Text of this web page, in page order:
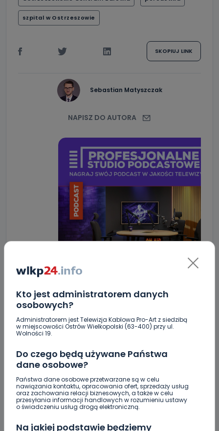
Kto jest administratorem danych
osobowych?
Administratorem jest Telewizja Kablowa Pro-Art z siedzibą
w miejscowości Ostrów Wielkopolski (63-400) przy ul.
Wolności 19.
Do czego będą używane Państwa
dane osobowe?
Państwa dane osobowe przetwarzane są w celu
nawiązania kontaktu, opracowania ofert, sprzedaży usług
oraz zachowania relacji biznesowych, a także w celu
przesyłania informacji handlowych w rozumieniu ustawy
o świadczeniu usług drogą elektroniczną.
Na jakiej podstawie będziemy
szpital w Ostrzeszowie
SKOPIUJ LINK
Sebastian Matyszczak
NAPISZ DO AUTORA
07.08.2026 09:08
Brazylijczyk na skrzydle w
Ostrovii…
06.08.2026 23:09